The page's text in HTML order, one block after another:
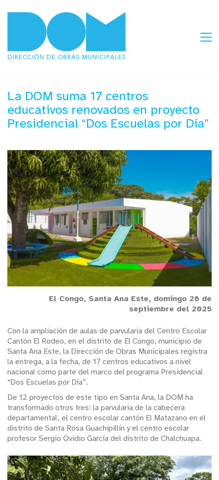
La DOM suma 17 centros
educativos renovados en proyecto
Presidencial “Dos Escuelas por Día”
El Congo, Santa Ana Este, domingo 28 de
septiembre del 2025
Con la ampliación de aulas de parvularia del Centro Escolar
Cantón El Rodeo, en el distrito de El Congo, municipio de
Santa Ana Este, la Dirección de Obras Municipales registra
la entrega, a la fecha, de 17 centros educativos a nivel
nacional como parte del marco del programa Presidencial
“Dos Escuelas por Día”.
De 12 proyectos de este tipo en Santa Ana, la DOM ha
transformado otros tres: la parvularia de la cabecera
departamental, el centro escolar cantón El Matazano en el
distrito de Santa Rosa Guachipillín y el centro escolar
profesor Sergio Ovidio García del distrito de Chalchuapa.